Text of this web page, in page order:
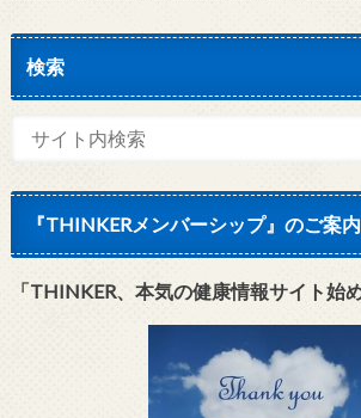
検索
『THINKERメンバーシップ』のご案内
「THINKER、本気の健康情報サイト始